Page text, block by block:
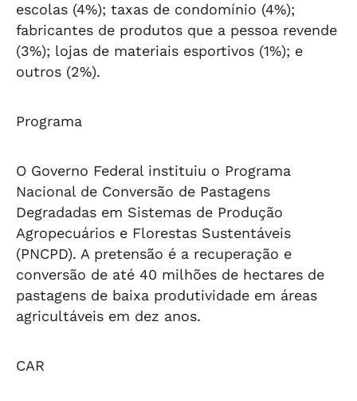
escolas (4%); taxas de condomínio (4%);
fabricantes de produtos que a pessoa revende
(3%); lojas de materiais esportivos (1%); e
outros (2%).
Programa
O Governo Federal instituiu o Programa
Nacional de Conversão de Pastagens
Degradadas em Sistemas de Produção
Agropecuários e Florestas Sustentáveis
(PNCPD). A pretensão é a recuperação e
conversão de até 40 milhões de hectares de
pastagens de baixa produtividade em áreas
agricultáveis em dez anos.
CAR